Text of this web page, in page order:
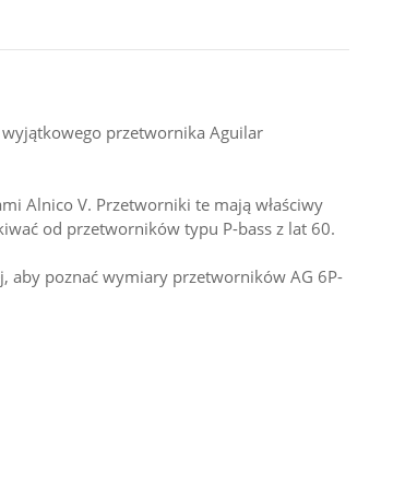
przetwornika Aguilar
Alnico V. Przetworniki te mają właściwy
od przetworników typu P-bass z lat 60.
aby poznać wymiary przetworników AG 6P-